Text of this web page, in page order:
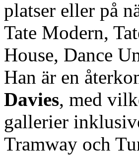
platser eller på
Tate Modern,
House, Dance
Han är en
Davies, med
gallerier
Tramway och